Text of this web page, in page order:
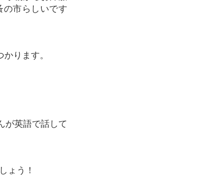
の市らしいです
ります。
ょう！